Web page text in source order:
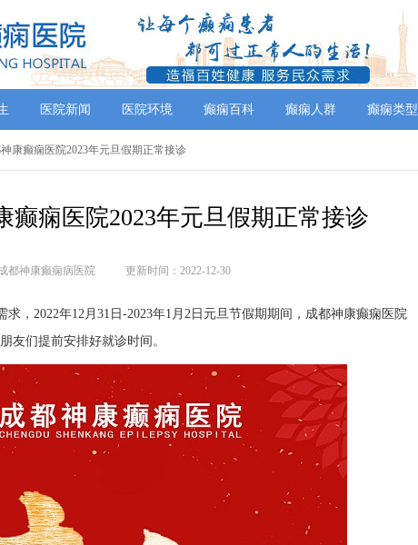
医院新闻 医院环境 癫痫百科 癫痫人群 癫痫类型
康癫痫医院2023年元旦假期正常接诊
癫痫医院2023年元旦假期正常接诊
都神康癫痫病医院 更新时间：2022-12-30
，2022年12月31日-2023年1月2日元旦节假期期间，成都神康癫痫医院
友们提前安排好就诊时间。